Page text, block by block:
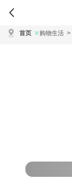
首页 购物生活 >